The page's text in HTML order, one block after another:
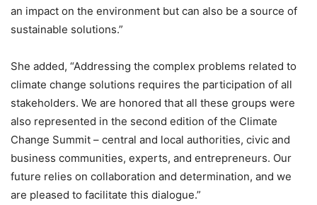
an impact on the environment but can also be a source of
sustainable solutions.”
She added, “Addressing the complex problems related to
climate change solutions requires the participation of all
stakeholders. We are honored that all these groups were
also represented in the second edition of the Climate
Change Summit – central and local authorities, civic and
business communities, experts, and entrepreneurs. Our
future relies on collaboration and determination, and we
are pleased to facilitate this dialogue.”